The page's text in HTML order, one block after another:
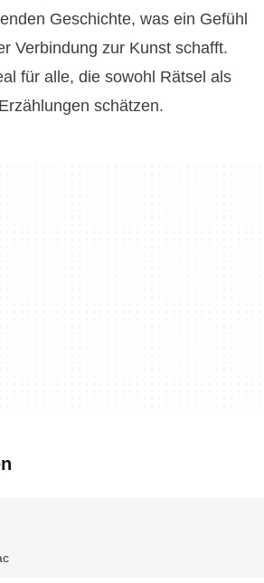
Geschichte, was ein Gefühl
Verbindung zur Kunst schafft.
für alle, die sowohl Rätsel als
schätzen.